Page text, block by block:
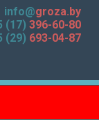
info@groza.by
(17) 396-60-80
(29) 693-04-87